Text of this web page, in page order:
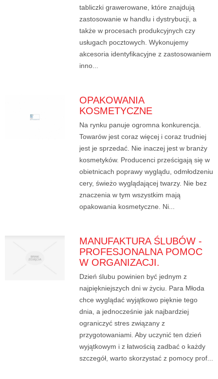
tabliczki grawerowane, które znajdują
zastosowanie w handlu i dystrybucji, a
także w procesach produkcyjnych czy
usługach pocztowych. Wykonujemy
akcesoria identyfikacyjne z zastosowaniem
inno...
OPAKOWANIA
KOSMETYCZNE
Na rynku panuje ogromna konkurencja.
Towarów jest coraz więcej i coraz trudniej
jest je sprzedać. Nie inaczej jest w branży
kosmetyków. Producenci prześcigają się w
obietnicach poprawy wyglądu, odmłodzeniu
cery, świeżo wyglądającej twarzy. Nie bez
znaczenia w tym wszystkim mają
opakowania kosmetyczne. Ni...
MANUFAKTURA ŚLUBÓW -
PROFESJONALNA POMOC
W ORGANIZACJI.
Dzień ślubu powinien być jednym z
najpiękniejszych dni w życiu. Para Młoda
chce wyglądać wyjątkowo pięknie tego
dnia, a jednocześnie jak najbardziej
ograniczyć stres związany z
przygotowaniami. Aby uczynić ten dzień
wyjątkowym i z łatwością zadbać o każdy
szczegół, warto skorzystać z pomocy prof...